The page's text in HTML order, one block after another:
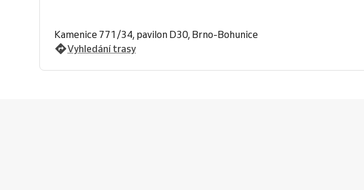
Kamenice 771/34, pavilon D30, Brno-Bohunice
Vyhledání trasy